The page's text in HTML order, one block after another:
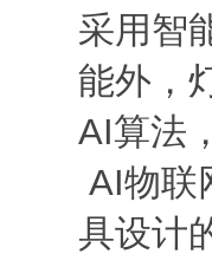
采用智
能外，
AI算法
AI物联
具设计